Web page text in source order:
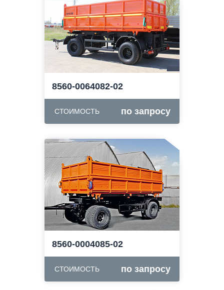
8560-0064082-02
СТОИМОСТЬ по запросу
8560-0004085-02
СТОИМОСТЬ по запросу